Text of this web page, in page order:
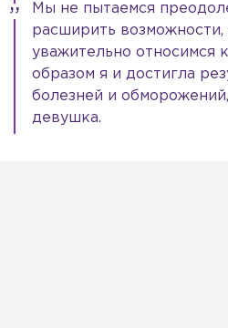
Мы не пытаемся
расширить возможности,
уважительно относимся
образом я и достигла
болезней и
девушка.